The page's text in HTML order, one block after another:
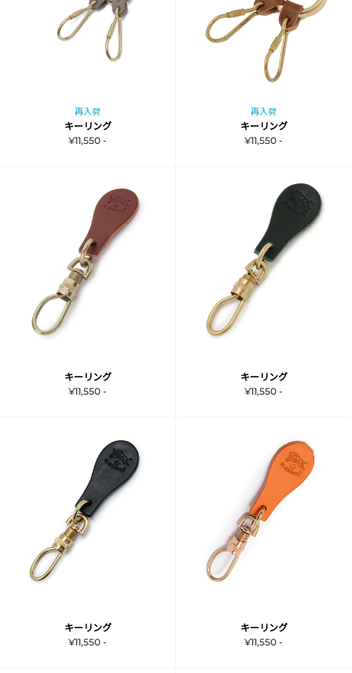
再入荷
キーリング
¥11,550 -
再入荷
キーリング
¥11,550 -
キーリング
¥11,550 -
キーリング
¥11,550 -
キーリング
¥11,550 -
キーリング
¥11,550 -